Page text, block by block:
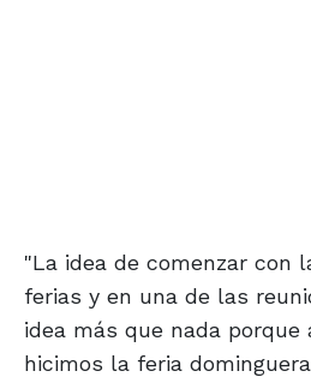
"La idea de comenzar con
ferias y en una de las
idea más que nada
hicimos la feria